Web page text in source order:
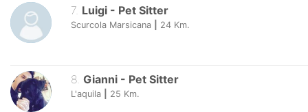
7. Luigi - Pet Sitter
Scurcola Marsicana 24 Km.
8. Gianni - Pet Sitter
L'aquila 25 Km.